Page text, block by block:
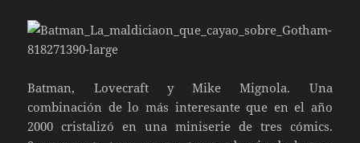
Batman, Lovecraft y Mike Mignola. Una
combinación de lo más interesante que en el año
2000 cristalizó en una miniserie de tres cómics.